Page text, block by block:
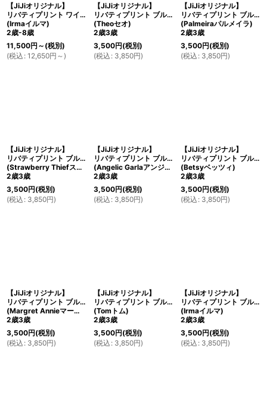
【JiJiオリジナル】
リバティプリント ワイドカラー長袖ワンピース
(Irmaイルマ)
2歳-8歳
11,500円 ～ (税別)
(税込 : 12,650円 ～)
【JiJiオリジナル】
リバティプリント ブルマ・アンダーショーツ
(Theoセオ)
2歳3歳
3,500円(税別)
(税込 : 3,850円)
【JiJiオリジナル】
リバティプリント ブルマ・アンダーショーツ
(Palmeiraパルメイラ)
2歳3歳
3,500円(税別)
(税込 : 3,850円)
【JiJiオリジナル】
リバティプリント ブルマ・アンダーショーツ
(Strawberry Thiefストロベリー・シーフ)
2歳3歳
3,500円(税別)
(税込 : 3,850円)
【JiJiオリジナル】
リバティプリント ブルマ・アンダーショーツ
(Angelic Garlaアンジェリカ・ガーラ)
2歳3歳
3,500円(税別)
(税込 : 3,850円)
【JiJiオリジナル】
リバティプリント ブルマ・アンダーショーツ
(Betsyベッツィ)
2歳3歳
3,500円(税別)
(税込 : 3,850円)
【JiJiオリジナル】
リバティプリント ブルマ・アンダーショーツ
(Margret Annieマーガレット・アニー)
2歳3歳
3,500円(税別)
(税込 : 3,850円)
【JiJiオリジナル】
リバティプリント ブルマ・アンダーショーツ
(Tomトム)
2歳3歳
3,500円(税別)
(税込 : 3,850円)
【JiJiオリジナル】
リバティプリント ブルマ・アンダーショーツ
(Irmaイルマ)
2歳3歳
3,500円(税別)
(税込 : 3,850円)